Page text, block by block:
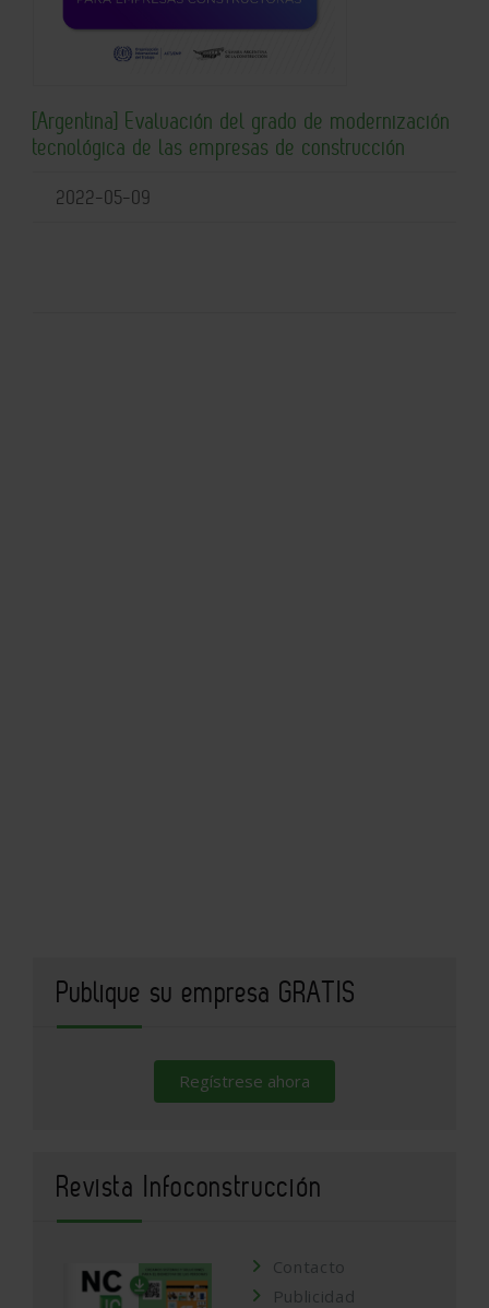
[Argentina] Evaluación del grado de modernización
tecnológica de las empresas de construcción
2022-05-09
Publique su empresa GRATIS
Regístrese ahora
Revista Infoconstrucción
Contacto
Publicidad